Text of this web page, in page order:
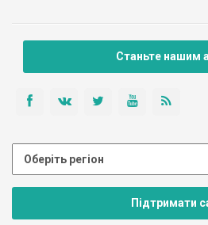
Станьте нашим
Підтримати